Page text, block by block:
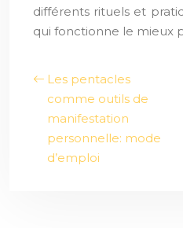
différents rituels et
qui fonctionne le mieux
Les pentacles
comme outils de
manifestation
personnelle: mode
d’emploi